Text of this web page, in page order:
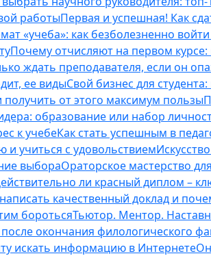
работыПервая и успешная! Как
«учеба»: как безболезненно
Почему отчисляют на первом
ждать преподавателя, если он
ее видыСвой бизнес для
получить от этого максимум пользы
образование или набор
к учебеКак стать успешным в
и учиться с удовольствием
выбораОраторское мастерство
ли красный диплом –
написать качественный доклад и
боротьсяТьютор. Ментор.
окончания филологического
искать информацию в Интернете